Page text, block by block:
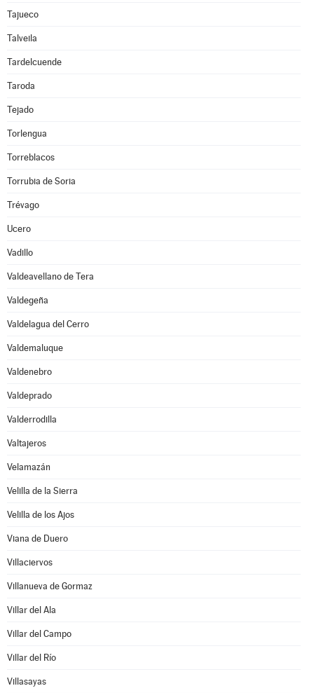
Tajueco
Talveila
Tardelcuende
Taroda
Tejado
Torlengua
Torreblacos
Torrubia de Soria
Trévago
Ucero
Vadillo
Valdeavellano de Tera
Valdegeña
Valdelagua del Cerro
Valdemaluque
Valdenebro
Valdeprado
Valderrodilla
Valtajeros
Velamazán
Velilla de la Sierra
Velilla de los Ajos
Viana de Duero
Villaciervos
Villanueva de Gormaz
Villar del Ala
Villar del Campo
Villar del Río
Villasayas